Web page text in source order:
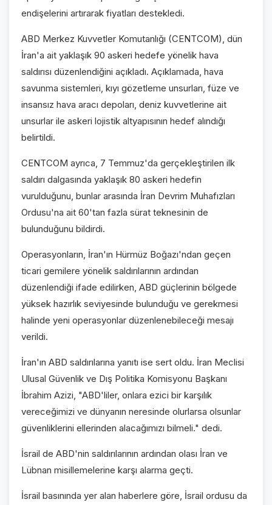
endişelerini artırarak fiyatları destekledi.
ABD Merkez Kuvvetler Komutanlığı (CENTCOM), dün
İran'a ait yaklaşık 90 askeri hedefe yönelik hava
saldırısı düzenlendiğini açıkladı. Açıklamada, hava
savunma sistemleri, kıyı gözetleme unsurları, füze ve
insansız hava aracı depoları, deniz kuvvetlerine ait
unsurlar ile askeri lojistik altyapısının hedef alındığı
belirtildi.
CENTCOM ayrıca, 7 Temmuz'da gerçekleştirilen ilk
saldırı dalgasında yaklaşık 80 askeri hedefin
vurulduğunu, bunlar arasında İran Devrim Muhafızları
Ordusu'na ait 60'tan fazla sürat teknesinin de
bulunduğunu bildirdi.
Operasyonların, İran'ın Hürmüz Boğazı'ndan geçen
ticari gemilere yönelik saldırılarının ardından
düzenlendiği ifade edilirken, ABD güçlerinin bölgede
yüksek hazırlık seviyesinde bulunduğu ve gerekmesi
halinde yeni operasyonlar düzenlenebileceği mesajı
verildi.
İran'ın ABD saldırılarına yanıtı ise sert oldu. İran Meclisi
Ulusal Güvenlik ve Dış Politika Komisyonu Başkanı
İbrahim Azizi, "ABD'liler, onlara ezici bir karşılık
vereceğimizi ve dünyanın neresinde olurlarsa olsunlar
güvenliklerini ellerinden alacağımızı bilmeli." dedi.
İsrail de ABD'nin saldırılarının ardından olası İran ve
Lübnan misillemelerine karşı alarma geçti.
İsrail basınında yer alan haberlere göre, İsrail ordusu da